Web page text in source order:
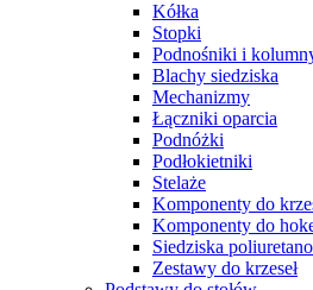
Kółka
Stopki
Podnośniki i
Blachy siedziska
Mechanizmy
Łączniki oparcia
Podnóżki
Podłokietniki
Stelaże
Komponenty do
Komponenty do
Siedziska
Zestawy do krzeseł